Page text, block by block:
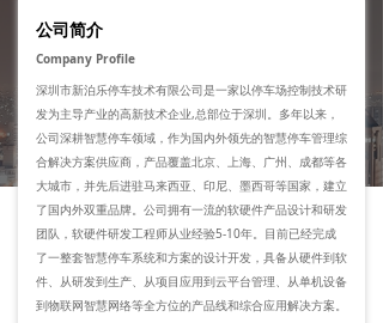
深圳市新泊乐停车技术有限公司是一家以停车场控制技术研
发为主导产业的高新技术企业,总部位于深圳。多年以来，
公司深耕智慧停车领域，作为国内外领先的智慧停车管理综
合解决方案供应商，产品覆盖北京、上海、广州、成都等各
大城市，并先后进驻马来西亚、印尼、墨西哥等国家，建立
了国内外双重品牌。公司拥有一流的软硬件产品设计和研发
团队，软硬件研发工程师从业经验5-10年。目前已经完成
了一整套智慧停车系统和方案的设计开发，具备从硬件到软
件、从研发到生产、从项目应用到云平台管理、从单机设备
到物联网智慧网络等全方位的产品线和综合应用解决方案。
公司简介
Company Profile